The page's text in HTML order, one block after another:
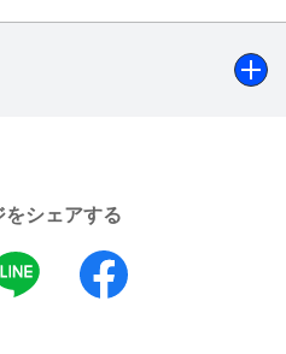
演が2014年2月に開催さ
くす8000人の大観衆の前
ファンから「せっちゃ
、ファンは席から立ち上
に合わせるようにゆっく
目以降もオトナのロッ
合わせて怪しく照らすレ
をシェアする
LINE